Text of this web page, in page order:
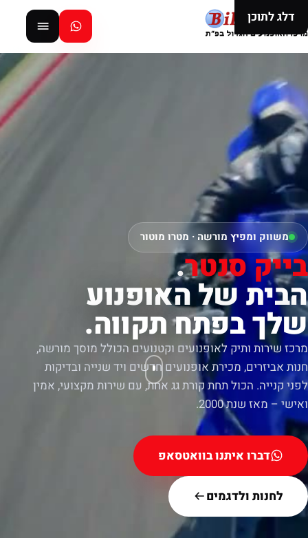
דלג לתוכן
משווק ומפיץ מורשה · מטרו מוטור
בייק סנטר.
הבית של האופנוע
שלך בפתח תקווה.
מרכז שירות ותיק לאופנועים וקטנועים הכולל מוסך מורשה,
חנות אביזרים, מכירת אופנועים חדשים ויד שנייה ובדיקות
לפני קנייה. הכול תחת קורת גג אחת, עם שירות מקצועי, אמין
ואישי – מאז שנת 2000.
דברו איתנו בוואטסאפ
לחנות ולדגמים